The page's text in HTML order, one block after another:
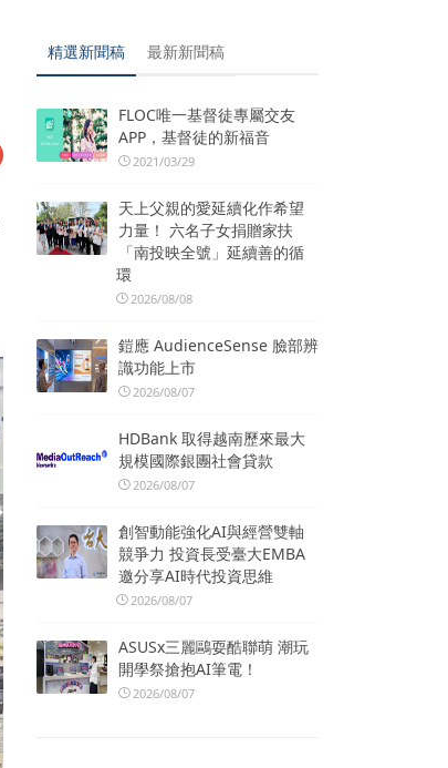
精選新聞稿 最新新聞稿
FLOC唯一基督徒專屬交友
APP，基督徒的新福音
2021/03/29
天上父親的愛延續化作希望
力量！ 六名子女捐贈家扶
「南投映全號」延續善的循
環
2026/08/08
鎧應 AudienceSense 臉部辨
識功能上市
2026/08/07
HDBank 取得越南歷來最大
規模國際銀團社會貸款
2026/08/07
創智動能強化AI與經營雙軸
競爭力 投資長受臺大EMBA
邀分享AI時代投資思維
2026/08/07
ASUSx三麗鷗耍酷聯萌 潮玩
開學祭搶抱AI筆電！
2026/08/07